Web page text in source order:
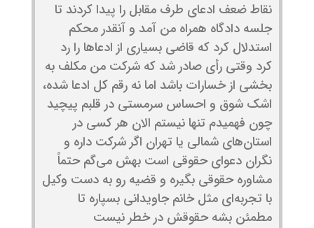
نقاط ضعف ادعای طرف مقابل را پیدا کردند تا
جلسه دادگاه همراه من آمد و آنقدر محکم
استدلال کرد که قاضی بسیاری از ادعاها را رد
کرد وقتی رأی صادر شد که شرکت من مکلف به
بخشی از خسارات باشد اما نه رقم کل ادعا شده،
اشک شوق و احساس سرمستی در قلبم پیچید
چون فهمیدم تنها نیستم الان هر کسی در
استان‌های شمالی یا تهران اگر شرکت داره و
نگران دعوای حقوقی است بهش می‌گم حتماً
مشاوره حقوقی بگیره و قضیه رو به دست وکیل
با تجربه‌ای مثل خانم جاویدانی بسپاره تا
مطمئن بشه حقوقش در خطر نیست